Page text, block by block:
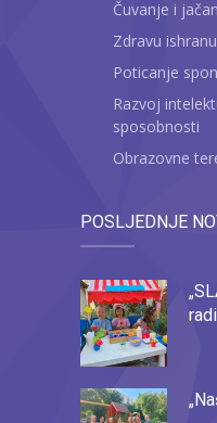
Čuvanje i
Zdravu
Poticanje
Razvoj
sposobnosti
Obrazovne
POSLJEDNJE